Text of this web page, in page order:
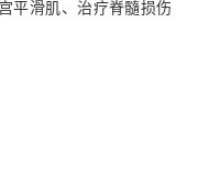
平滑肌、治疗脊髓损伤